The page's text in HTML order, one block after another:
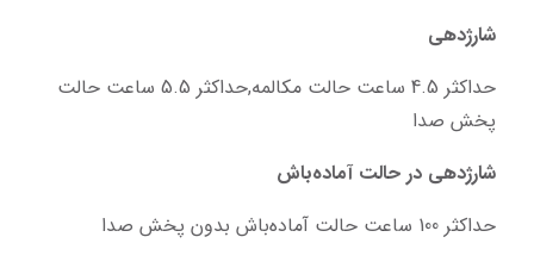
شارژدهی
پخش صدا
شارژدهی در حالت آماده‌باش
حداکثر 100 ساعت حالت آماده‌باش بدون پخش صدا